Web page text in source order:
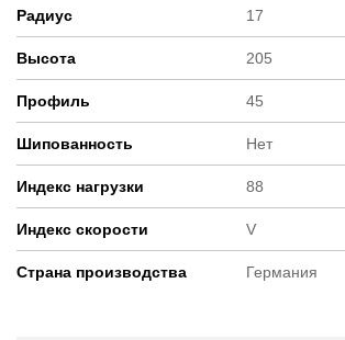
Радиус 17
Высота 205
Профиль 45
Шипованность Нет
Индекс нагрузки 88
Индекс скорости V
Страна производства Германия